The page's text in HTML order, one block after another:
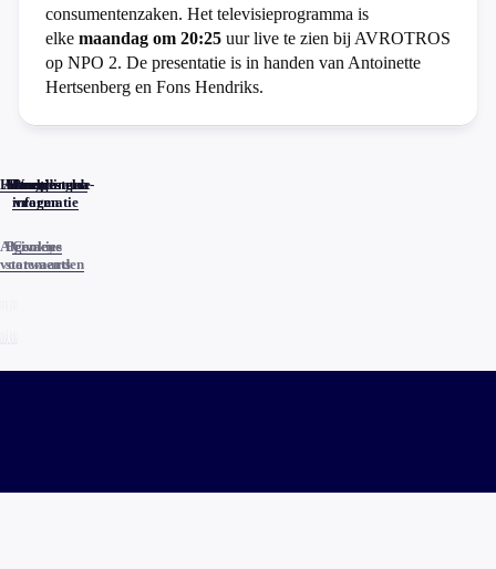
consumentenzaken. Het televisieprogramma is
elke maandag om 20:25 uur live te zien bij AVROTROS
op NPO 2. De presentatie is in handen van Antoinette
Hertsenberg en Fons Hendriks.
Home
Actueel
Uitzendingen
Reacties
Programma-
informatie
Veelgestelde
vragen
Algemene
voorwaarden
Privacy
statements
Cookies